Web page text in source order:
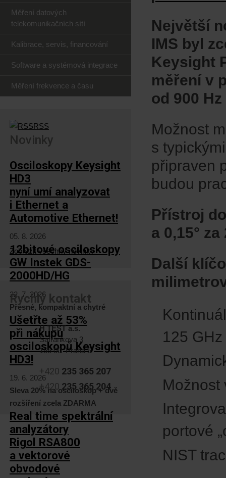
Největší
IMS byl
Keysight
měření v
od 900
Možnost
s
připraven
budou
Přístroj
a 0,15°
Další
125
Možnost
portové
NIST
Měření datových
telekomunikačních sítí
Kalibrace, servis, financování
Software a systémová integrace
Měření frekvence a času
RSS
Novinky
Osciloskopy Keysight
HD3
nyní umí analyzovat
i Ethernet a
Automotive Ethernet!
05. 8. 2026
12bitové osciloskopy
GW Instek GDS-
2000HD/HG
22. 7. 2026
Přesné, kompaktní a chytré
Ušetřte až 53%
při nákupu
osciloskopů Keysight
HD3!
19. 6. 2026
Sleva 20% na osciloskop + dvě
rozšíření zcela ZDARMA
Real time spektrální
analyzátory
Rigol RSA800
a vektorové
obvodové
Zobrazit všechny novinky
Rychlý kontakt
H TEST a.s.
Šafránkova 3
155 00 Praha 5
+420 235 365 207
+420 235 365 204